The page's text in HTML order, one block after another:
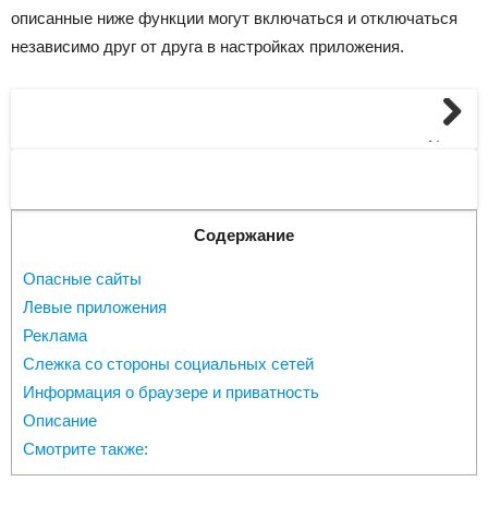
описанные ниже функции могут включаться и отключаться
независимо друг от друга в настройках приложения.
Next
Содержание
Опасные сайты
Левые приложения
Реклама
Слежка со стороны социальных сетей
Информация о браузере и приватность
Описание
Смотрите также: